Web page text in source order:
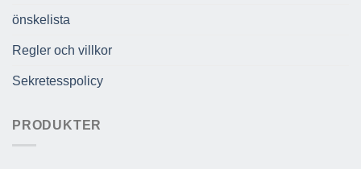
önskelista
Regler och villkor
Sekretesspolicy
PRODUKTER